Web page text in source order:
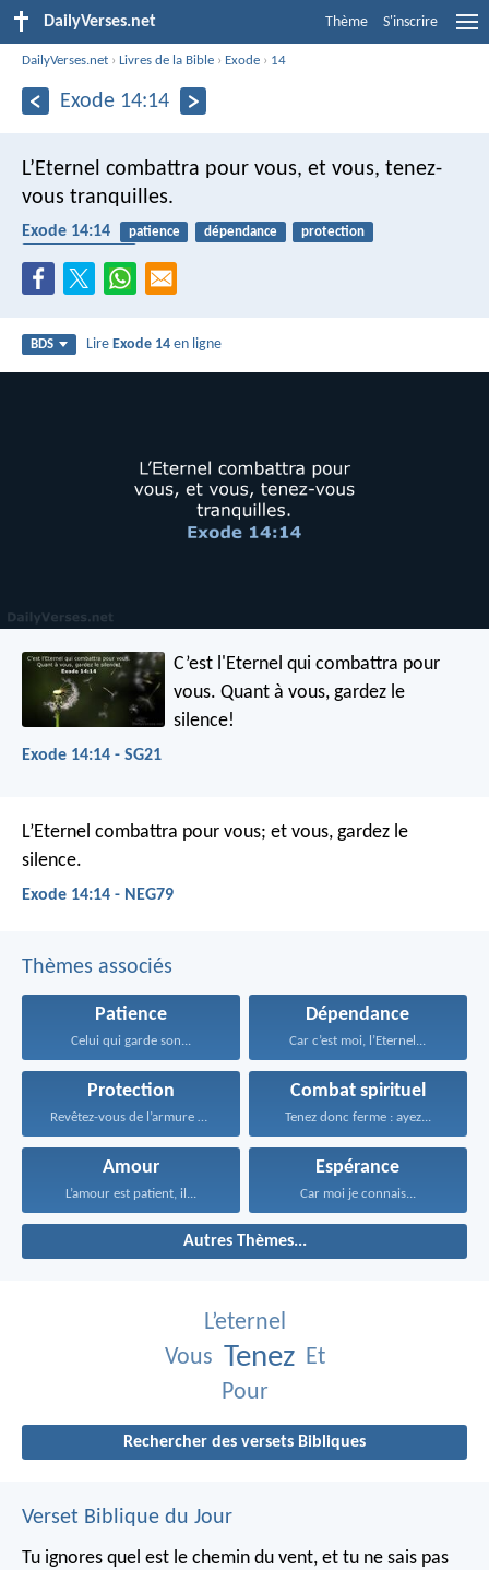
DailyVerses.net Thème S'inscrire
DailyVerses.net ›Livres de la Bible › Exode › 14
Exode 14:14
L’Eternel combattra pour vous, et vous, tenez-
vous tranquilles.
Exode 14:14 patience dépendance
protection
BDS LireExode 14 en ligne
C’est l'Eternel qui combattra pour
vous. Quant à vous, gardez le
silence!
Exode 14:14 - SG21
L’Eternel combattra pour vous; et vous, gardez le
silence.
Exode 14:14 - NEG79
Thèmes associés
Patience
Celui qui garde son...
Dépendance
Car c’est moi, l’Eternel...
Protection
Revêtez-vous de l’armure de...
Combat spirituel
Tenez donc ferme : ayez...
Amour
L’amour est patient, il...
Espérance
Car moi je connais...
Autres Thèmes...
L’eternel
Vous Tenez Et
Pour
Rechercher des versets Bibliques
Verset Biblique du Jour
Tu ignores quel est le chemin du vent, et tu ne sais pas